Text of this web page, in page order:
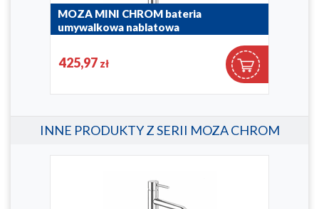
MOZA MINI CHROM bateria
umywalkowa nablatowa
425,97 zł
INNE PRODUKTY Z SERII MOZA CHROM